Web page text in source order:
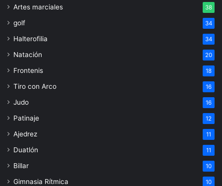
Artes marciales 38
golf 34
Halterofilia 34
Natación 20
Frontenis 18
Tiro con Arco 16
Judo 16
Patinaje 12
Ajedrez 11
Duatlón 11
Billar 10
Gimnasia Rítmica 10